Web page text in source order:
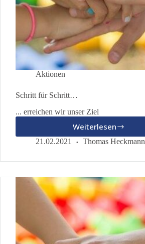
Aktionen
Schritt für Schritt…
... erreichen wir unser Ziel
Weiterlesen
Schritt
für
21.02.2021 Thomas Heckmann